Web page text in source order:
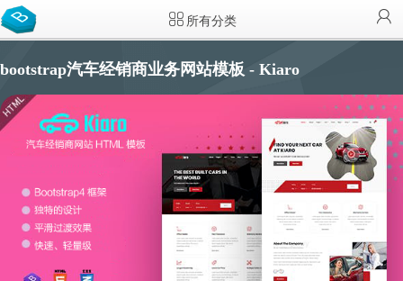
所有分类
bootstrap汽车经销商业务网站模板 - Kiaro